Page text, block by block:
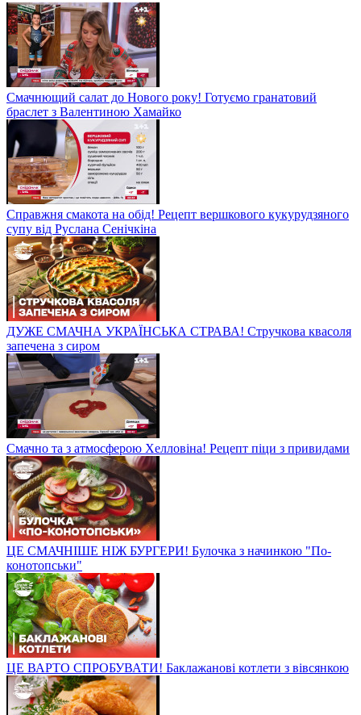
Смачнющий салат до Нового року! Готуємо гранатовий
браслет з Валентиною Хамайко
Справжня смакота на обід! Рецепт вершкового кукурудзяного
супу від Руслана Сенічкіна
ДУЖЕ СМАЧНА УКРАЇНСЬКА СТРАВА! Стручкова квасоля
запечена з сиром
Смачно та з атмосферою Хелловіна! Рецепт піци з привидами
ЦЕ СМАЧНІШЕ НІЖ БУРГЕРИ! Булочка з начинкою "По-
конотопськи"
ЦЕ ВАРТО СПРОБУВАТИ! Баклажанові котлети з вівсянкою